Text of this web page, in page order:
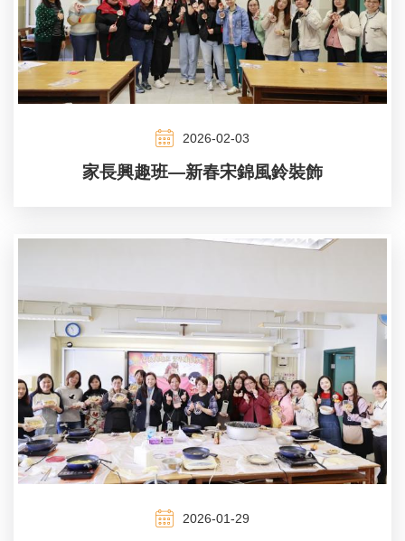
2026-02-03
家長興趣班—新春宋錦風鈴裝飾
2026-01-29